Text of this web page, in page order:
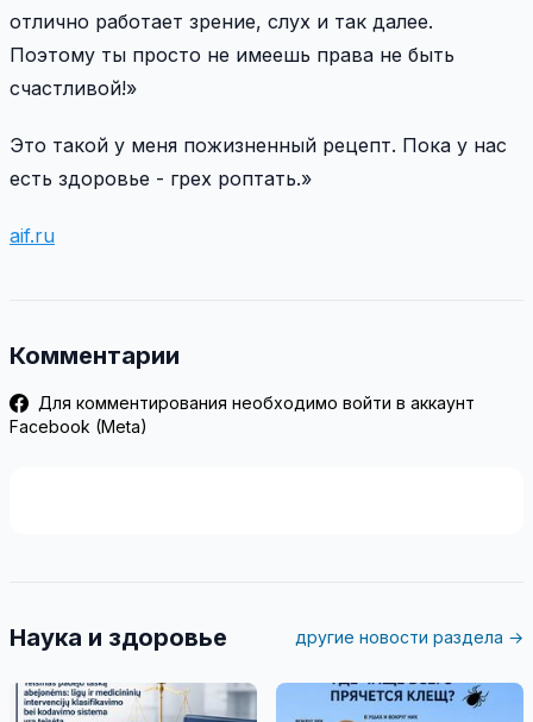
отлично работает зрение, слух и так далее.
Поэтому ты просто не имеешь права не быть
счастливой!»
Это такой у меня пожизненный рецепт. Пока у нас
есть здоровье - грех роптать.»
aif.ru
Комментарии
Для комментирования необходимо войти в аккаунт
Facebook (Meta)
Наука и здоровье другие новости раздела →